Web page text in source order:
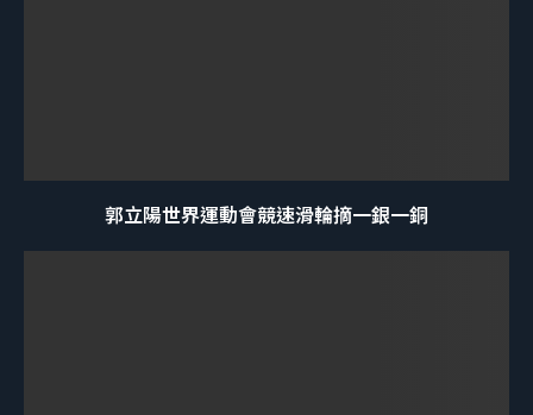
郭立陽世界運動會競速滑輪摘一銀一銅